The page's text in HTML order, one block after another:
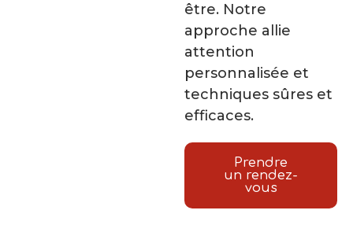
être. Notre
approche allie
attention
personnalisée et
techniques sûres et
efficaces.
Prendre
un rendez-
vous